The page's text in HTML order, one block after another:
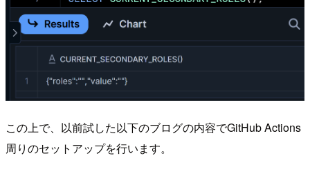
この上で、以前試した以下のブログの内容でGitHub Actions
周りのセットアップを行います。